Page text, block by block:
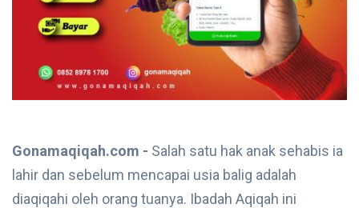
Gonamaqiqah.com - Salah satu hak anak sehabis ia
lahir dan sebelum mencapai usia balig adalah
diaqiqahi oleh orang tuanya. Ibadah Aqiqah ini